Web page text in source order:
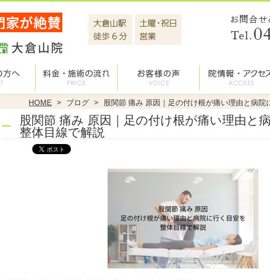
HOME ブログ 股関節 痛み 原因｜足の付け根が痛い理由と病院
股関節 痛み 原因｜足の付け根が痛い理由と
整体目線で解説